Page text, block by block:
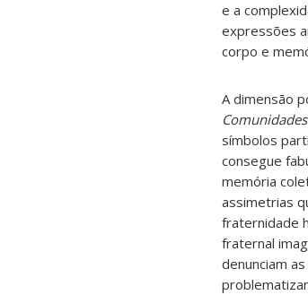
e a
expressões
corpo e
A dimensão
símbolos
consegue
memória
assimetrias
fraternidade
fraternal
denunciam